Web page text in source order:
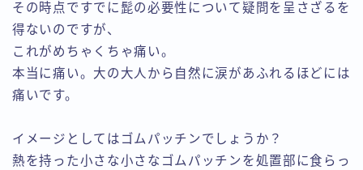
その時点ですでに髭の必要性について疑問を呈さざるを
得ないのですが、
これがめちゃくちゃ痛い。
本当に痛い。大の大人から自然に涙があふれるほどには
痛いです。
イメージとしてはゴムパッチンでしょうか？
熱を持った小さな小さなゴムパッチンを処置部に食らっ